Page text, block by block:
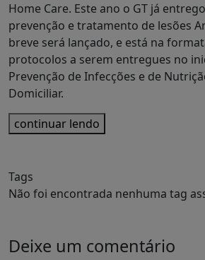
Home Care. Este ano o GT já
prevenção e tratamento de lesões
breve será lançado, e está na
protocolos a serem entregues no
Prevenção de Infecções e de
Domiciliar.
continuar lendo
Tags
Não foi encontrada nenhuma tag
Deixe um comentário